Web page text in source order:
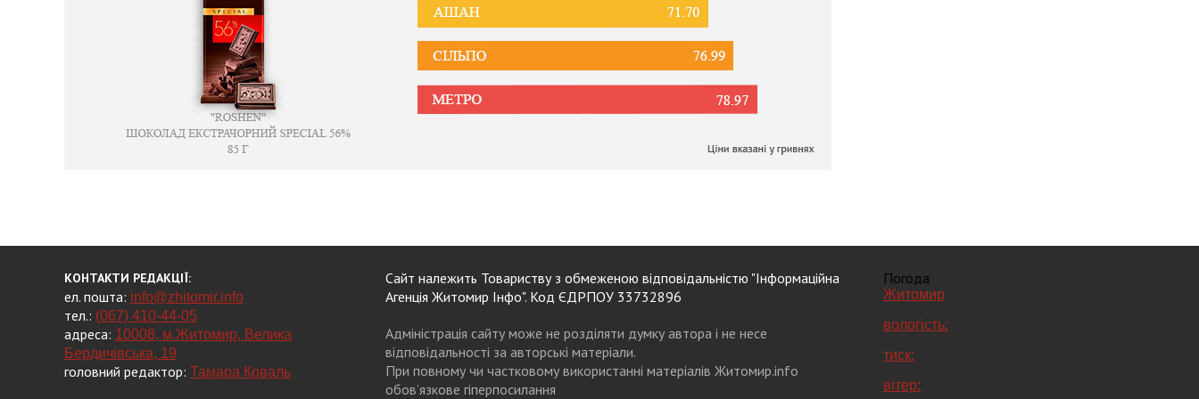
КОНТАКТИ РЕДАКЦІЇ:
ел. пошта: info@zhitomir.info
тел.: (067) 410-44-05
адреса: 10008, м.Житомир, Велика
Бердичівська, 19
головний редактор: Тамара Коваль
Сайт належить Товариству з обмеженою відповідальністю "Інформаційна
Агенція Житомир Інфо". Код ЄДРПОУ 33732896
Адміністрація сайту може не розділяти думку автора і не несе
відповідальності за авторські матеріали.
При повному чи частковому використанні матеріалів Житомир.info
обов’язкове гіперпосилання
Погода
Житомир
вологість:
тиск:
вітер: